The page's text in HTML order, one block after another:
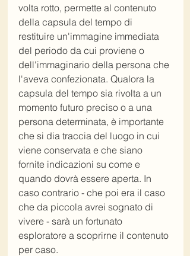
volta rotto, permette al contenuto
della capsula del tempo di
restituire un'immagine immediata
del periodo da cui proviene o
dell'immaginario della persona che
l'aveva confezionata. Qualora la
capsula del tempo sia rivolta a un
momento futuro preciso o a una
persona determinata, è importante
che si dia traccia del luogo in cui
viene conservata e che siano
fornite indicazioni su come e
quando dovrà essere aperta. In
caso contrario - che poi era il caso
che da piccola avrei sognato di
vivere - sarà un fortunato
esploratore a scoprirne il contenuto
per caso.